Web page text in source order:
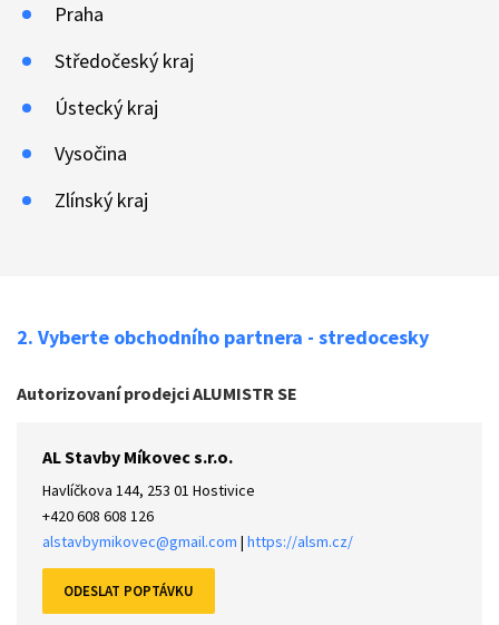
Praha
Středočeský kraj
Ústecký kraj
Vysočina
Zlínský kraj
2. Vyberte obchodního partnera - stredocesky
Autorizovaní prodejci ALUMISTR SE
AL Stavby Míkovec s.r.o.
Havlíčkova 144, 253 01 Hostivice
+420 608 608 126
alstavbymikovec@gmail.com | https://alsm.cz/